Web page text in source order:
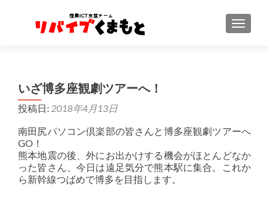
ナビゲ
いざ博多座観劇ツアーへ！
投稿日: 2018年4月13日
南田尻パソコン倶楽部の皆さんと博多座観劇ツアーへ
GO！
熊本地震の後、外にお出かけする機会がほとんどなか
った皆さん、今日は遠足気分で熊本駅に集合。これか
ら新幹線つばめで博多を目指します。